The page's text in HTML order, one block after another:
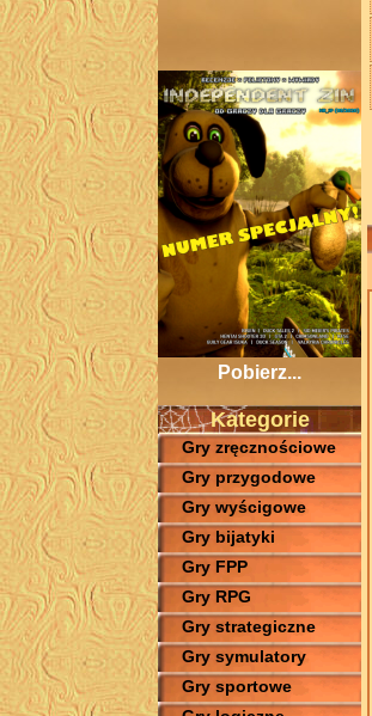
Pobierz...
Kategorie
Gry zręcznościowe
Gry przygodowe
Gry wyścigowe
Gry bijatyki
Gry FPP
Gry RPG
Gry strategiczne
Gry symulatory
Gry sportowe